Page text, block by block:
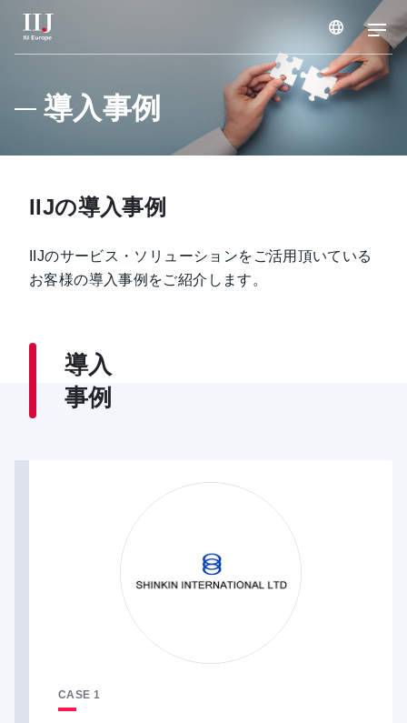
ウェビナー & セミナー
お知らせ
採用情報
導入事例
IIJの導入事例
IIJのサービス・ソリューションをご活用頂いている
お客様の導入事例をご紹介します。
導入
事例
CASE 1